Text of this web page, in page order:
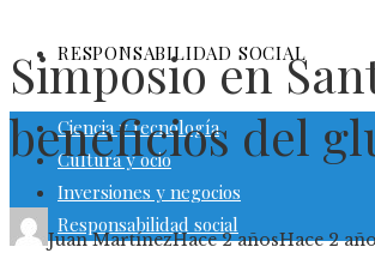
RESPONSABILIDAD SOCIAL
Ciencia y tecnología
Cultura y ocio
Inversiones y negocios
Responsabilidad social
Simposio en
beneficios del
Juan MartínezHace 2 añosHace 2